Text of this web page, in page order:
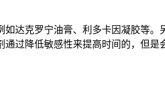
达克罗宁油膏、利多卡因凝胶等
过降低敏感性来提高时间的，但是